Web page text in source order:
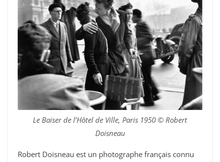
Le Baiser de l’Hôtel de Ville, Paris 1950 © Robert
Doisneau
Robert Doisneau est un photographe français connu